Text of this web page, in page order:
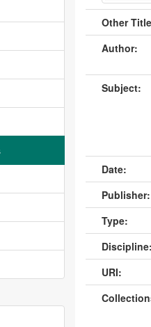
Other
Author:
Subject:
Date:
Publisher:
Type:
Discipline:
URI: